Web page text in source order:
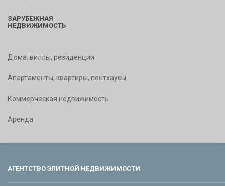
ЗАРУБЕЖНАЯ
НЕДВИЖИМОСТЬ
Дома, виллы, резиденции
Апартаменты, квартиры, пентхаусы
Коммерческая недвижимость
Аренда
АГЕНТСТВО ЭЛИТНОЙ НЕДВИЖИМОСТИ